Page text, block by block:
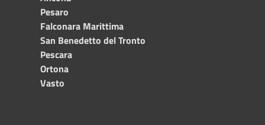
Pesaro
Falconara Marittima
San Benedetto del Tronto
Pescara
Ortona
Vasto